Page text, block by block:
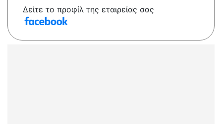
Δείτε το προφίλ της εταιρείας σας